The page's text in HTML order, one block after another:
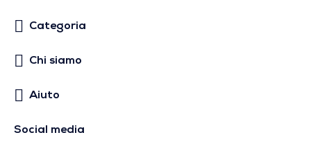
Categoria
Chi siamo
Aiuto
Social media